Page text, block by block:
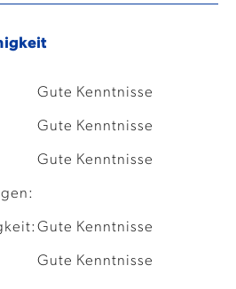
Gute Kenntnisse
Gute Kenntnisse
Gute Kenntnisse
Gute Kenntnisse
Gute Kenntnisse